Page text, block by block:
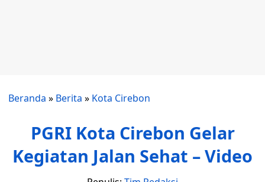
Beranda » Berita » Kota Cirebon
PGRI Kota Cirebon Gelar
Kegiatan Jalan Sehat – Video